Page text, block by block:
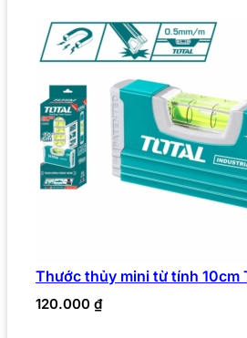
Thước thủy mini từ tính 10cm
120.000 ₫